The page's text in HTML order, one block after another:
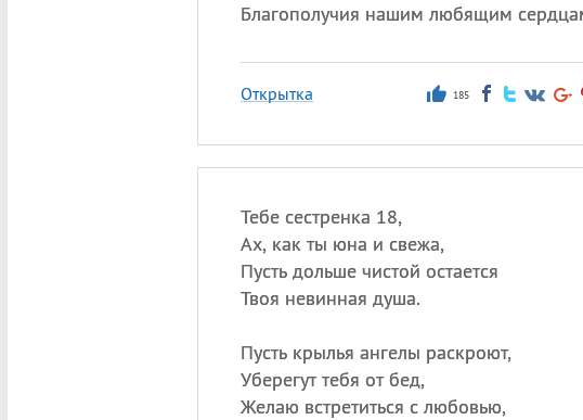
Благополучия нашим любящим
Открытка 185
Тебе сестренка 18,
Ах, как ты юна и свежа,
Пусть дольше чистой остается
Твоя невинная душа.
Пусть крылья ангелы раскроют,
Уберегут тебя от бед,
Желаю встретиться с любовью,